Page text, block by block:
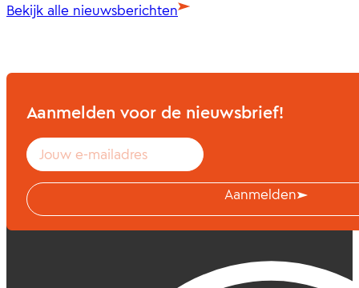
Bekijk alle nieuwsberichten
Aanmelden voor de nieuwsbrief!
Aanmelden